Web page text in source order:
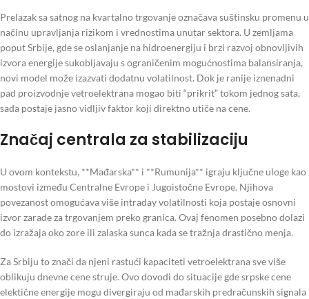
Prelazak sa satnog na kvartalno trgovanje označava suštinsku promenu u
načinu upravljanja rizikom i vrednostima unutar sektora. U zemljama
poput Srbije, gde se oslanjanje na hidroenergiju i brzi razvoj obnovljivih
izvora energije sukobljavaju s ograničenim mogućnostima balansiranja,
novi model može izazvati dodatnu volatilnost. Dok je ranije iznenadni
pad proizvodnje vetroelektrana mogao biti “prikrit” tokom jednog sata,
sada postaje jasno vidljiv faktor koji direktno utiče na cene.
Značaj centrala za stabilizaciju
U ovom kontekstu, **Mađarska** i **Rumunija** igraju ključne uloge kao
mostovi između Centralne Evrope i Jugoistočne Evrope. Njihova
povezanost omogućava više intraday volatilnosti koja postaje osnovni
izvor zarade za trgovanjem preko granica. Ovaj fenomen posebno dolazi
do izražaja oko zore ili zalaska sunca kada se tražnja drastično menja.
Za Srbiju to znači da njeni rastući kapaciteti vetroelektrana sve više
oblikuju dnevne cene struje. Ovo dovodi do situacije gde srpske cene
elektične energije mogu divergiraju od mađarskih predračunskih signala